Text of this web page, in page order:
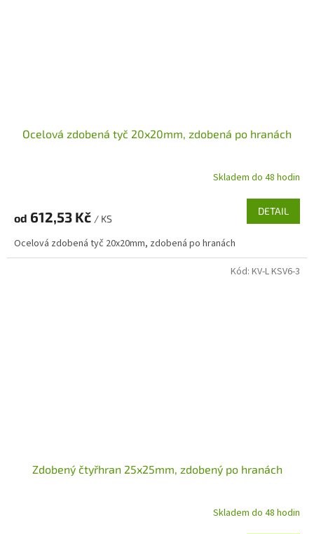
Ocelová zdobená tyč 20x20mm, zdobená po hranách
Skladem do 48 hodin
od 612,53 Kč / KS
DETAIL
Ocelová zdobená tyč 20x20mm, zdobená po hranách
Zdobený čtyřhran 25x25mm, zdobený po hranách
Skladem do 48 hodin
Kód: KV-L KSV6-3